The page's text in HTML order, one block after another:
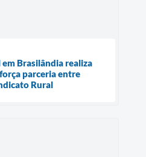
Brasilândia realiza
parceria entre
Rural